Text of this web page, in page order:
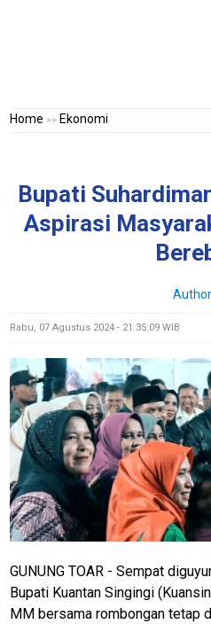
Home >> Ekonomi
Bupati
Aspirasi
Rabu, 07 Agustus 2024 - 21:35:09 WIB
GUNUNG TOAR - Sempat
Bupati Kuantan Singingi
MM bersama rombongan tetap